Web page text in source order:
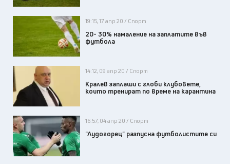
19:15, 17 апр 20 / Спорт
20- 30% намаление на заплатите във
футбола
14:12, 09 апр 20 / Спорт
Кралев заплаши с глоби клубовете,
които тренират по време на карантина
16:57, 04 апр 20 / Спорт
"Лудогорец" разпусна футболистите си